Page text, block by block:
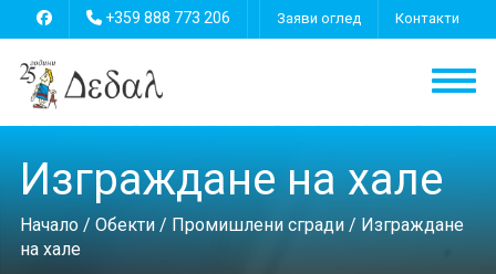
+359 888 773 206 Заяви оглед Контакти
Изграждане на хале
Начало/ Обекти/ Промишлени сгради/ Изграждане
на хале